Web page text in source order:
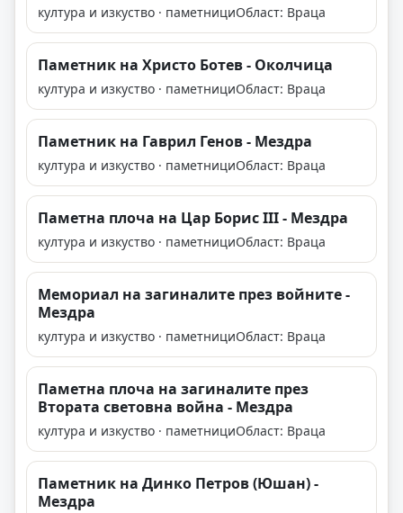
култура и изкуство · паметнициОбласт: Враца
Паметник на Христо Ботев - Околчица
култура и изкуство · паметнициОбласт: Враца
Паметник на Гаврил Генов - Мездра
култура и изкуство · паметнициОбласт: Враца
Паметна плоча на Цар Борис III - Мездра
култура и изкуство · паметнициОбласт: Враца
Мемориал на загиналите през войните -
Мездра
култура и изкуство · паметнициОбласт: Враца
Паметна плоча на загиналите през
Втората световна война - Мездра
култура и изкуство · паметнициОбласт: Враца
Паметник на Динко Петров (Юшан) -
Мездра